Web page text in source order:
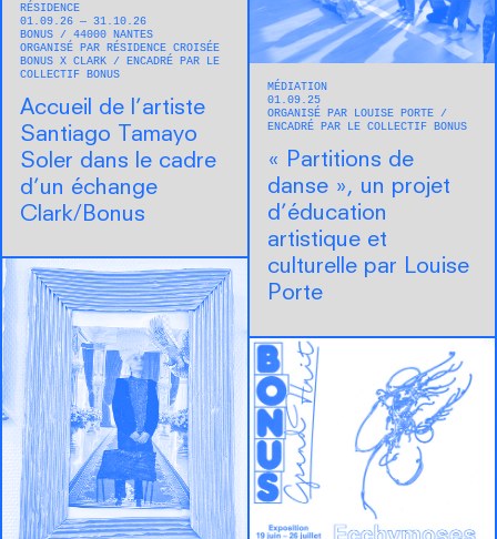
RÉSIDENCE
01.09.26 — 31.10.26
BONUS
44000 NANTES
ORGANISÉ PAR RÉSIDENCE CROISÉE
BONUS X CLARK
ENCADRÉ PAR LE
COLLECTIF BONUS
Accueil de l’artiste
Santiago Tamayo
Soler dans le cadre
d’un échange
Clark/Bonus
MÉDIATION
01.09.25
ORGANISÉ PAR LOUISE PORTE
ENCADRÉ PAR LE COLLECTIF BONUS
« Partitions de
danse », un projet
d’éducation
artistique et
culturelle par Louise
Porte